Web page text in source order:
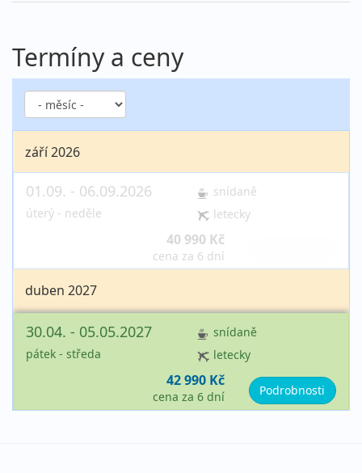
Termíny a ceny
září 2026
01.09. - 06.09.2026
úterý - neděle
snídaně
letecky
40 990 Kč
cena za 6 dní
duben 2027
30.04. - 05.05.2027
pátek - středa
snídaně
letecky
42 990 Kč
cena za 6 dní Podrobnosti